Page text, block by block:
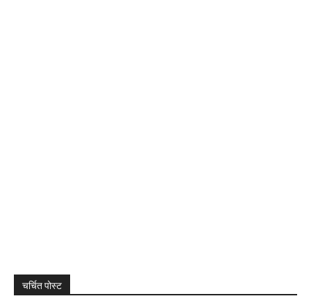
चर्चित पोस्ट